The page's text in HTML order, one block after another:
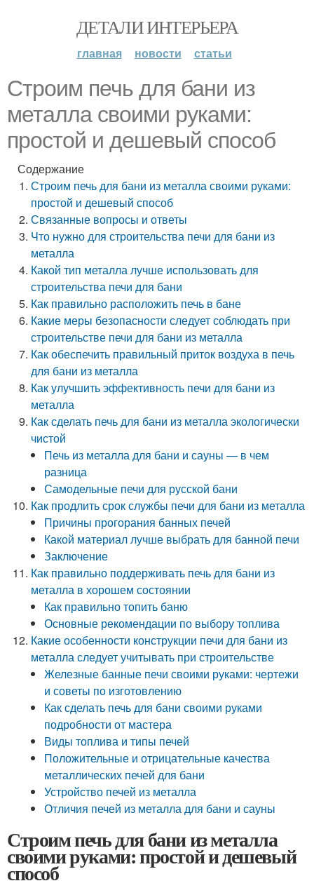
ДЕТАЛИ ИНТЕРЬЕРА
главная новости статьи
Строим печь для бани из
металла своими руками:
простой и дешевый способ
Содержание
Строим печь для бани из металла своими руками:
простой и дешевый способ
Связанные вопросы и ответы
Что нужно для строительства печи для бани из
металла
Какой тип металла лучше использовать для
строительства печи для бани
Как правильно расположить печь в бане
Какие меры безопасности следует соблюдать при
строительстве печи для бани из металла
Как обеспечить правильный приток воздуха в печь
для бани из металла
Как улучшить эффективность печи для бани из
металла
Как сделать печь для бани из металла экологически
чистой
Печь из металла для бани и сауны — в чем
разница
Самодельные печи для русской бани
Как продлить срок службы печи для бани из металла
Причины прогорания банных печей
Какой материал лучше выбрать для банной печи
Заключение
Как правильно поддерживать печь для бани из
металла в хорошем состоянии
Как правильно топить баню
Основные рекомендации по выбору топлива
Какие особенности конструкции печи для бани из
металла следует учитывать при строительстве
Железные банные печи своими руками: чертежи
и советы по изготовлению
Как сделать печь для бани своими руками
подробности от мастера
Виды топлива и типы печей
Положительные и отрицательные качества
металлических печей для бани
Устройство печей из металла
Отличия печей из металла для бани и сауны
Строим печь для бани из металла
своими руками: простой и дешевый
способ